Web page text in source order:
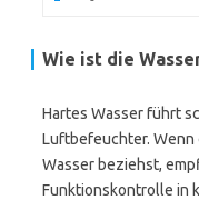
Wie ist die
Hartes Wasser führt
Luftbefeuchter. Wenn
Wasser beziehst,
Funktionskontrolle in